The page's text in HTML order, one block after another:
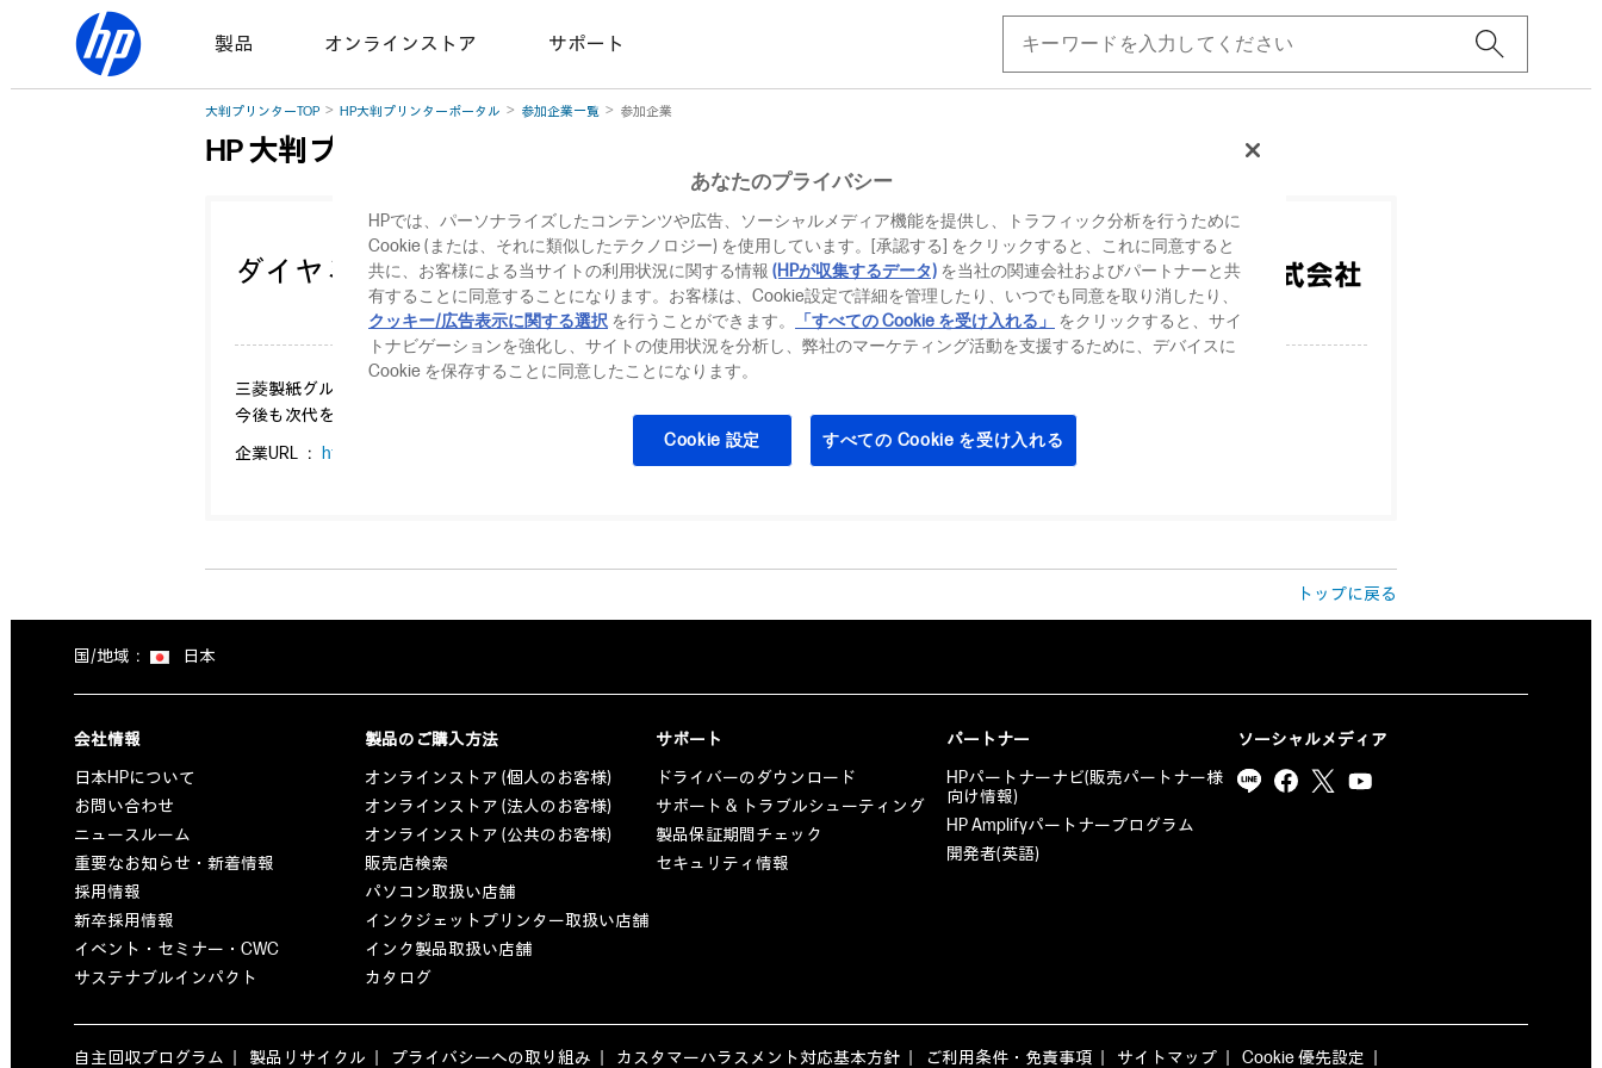
製品 オンラインストア サポート
大判プリンターTOP HP大判プリンターポータル 参加企業一覧 参加企業
HP 大判プリンターサミット オンライン 2020 参加企業
ダイヤミック株式会社 様
三菱製紙グループの一員として常に積極的な役割を果たす事で、ダイヤミックはこれまで数々の革新的な商品、技術を提供して参りました。
今後も次代を見据え、市場の動きをいち早く先取りする商品、技術を三菱製紙グループの総合力を生かし提供し続けます。
企業URL ：
http://diamic.jp/
トップに戻る
国/地域： 日本
会社情報
日本HPについて
お問い合わせ
ニュースルーム
重要なお知らせ・新着情報
採用情報
新卒採用情報
イベント・セミナー・CWC
サステナブルインパクト
製品のご購入方法
オンラインストア (個人のお客様)
オンラインストア (法人のお客様)
オンラインストア (公共のお客様)
販売店検索
パソコン取扱い店舗
インクジェットプリンター取扱い店舗
インク製品取扱い店舗
カタログ
サポート
ドライバーのダウンロード
サポート & トラブルシューティング
製品保証期間チェック
セキュリティ情報
パートナー
HPパートナーナビ(販売パートナー様
向け情報)
HP Amplifyパートナープログラム
開発者(英語)
ソーシャルメディア
自主回収プログラム 製品リサイクル プライバシーへの取り組み カスタマーハラスメント対応基本方針 ご利用条件・免責事項 サイトマップ Cookie 優先設定
あなたのプライバシー
HPでは、パーソナライズしたコンテンツや広告、ソーシャルメディア機能を提供し、トラフィック分析を行うために
Cookie (または、それに類似したテクノロジー) を使用しています。[承認する] をクリックすると、これに同意すると
共に、お客様による当サイトの利用状況に関する情報 (HPが収集するデータ) を当社の関連会社およびパートナーと共
有することに同意することになります。お客様は、Cookie設定で詳細を管理したり、いつでも同意を取り消したり、
クッキー/広告表示に関する選択 を行うことができます。 「すべての Cookie を受け入れる」
をクリックすると、サイ
トナビゲーションを強化し、サイトの使用状況を分析し、弊社のマーケティング活動を支援するために、デバイスに
Cookie を保存することに同意したことになります。
Cookie 設定 すべての Cookie を受け入れる